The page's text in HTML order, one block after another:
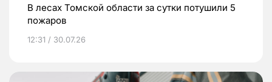
В лесах Томской области за сутки потушили 5
пожаров
12:31 / 30.07.26